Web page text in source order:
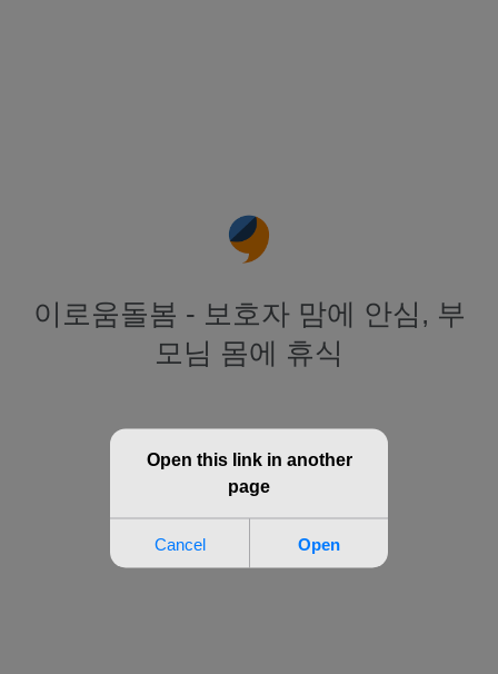
이로움돌봄 - 보호자 맘에 안심, 부
모님 몸에 휴식